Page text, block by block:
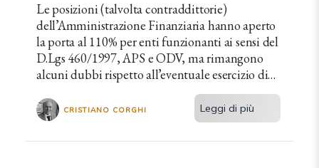
Le posizioni (talvolta contraddittorie)
dell’Amministrazione Finanziaria hanno aperto
la porta al 110% per enti funzionanti ai sensi del
D.Lgs 460/1997, APS e ODV, ma rimangono
alcuni dubbi rispetto all’eventuale esercizio di
attività commerciale da parte dell’ente.
CRISTIANO CORGHI Leggi di più